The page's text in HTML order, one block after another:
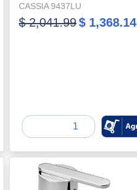
CASSIA 9437LU
$ 2,041.99$ 1,368.14